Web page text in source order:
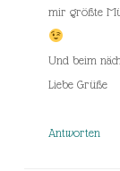
mir größte
Und beim
Liebe Grüße
Antworten